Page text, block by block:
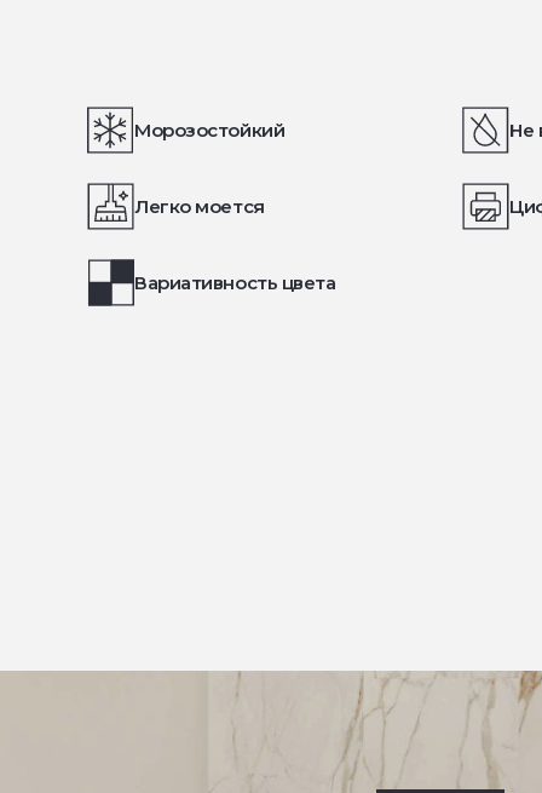
Морозостойкий Не
Легко моется
Вариативность цвета